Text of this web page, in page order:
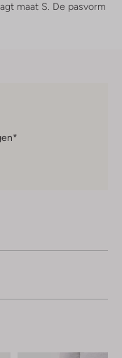
maat S. De pasvorm